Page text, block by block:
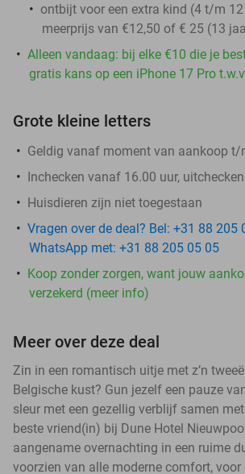
ontbijt voor een extra kind (4 t/m
meerprijs van €12,50 of € 25 (13
Alleen vandaag: bij elke €10 die je
gratis kans op een iPhone 17 Pro
Grote kleine letters
Geldig vanaf moment van aankoop t/
Inchecken vanaf 16.00 uur,
Huisdieren zijn niet toegestaan
Vragen over de deal? Bel: +31 88 205
WhatsApp met: +31 88 205 05 05
Koop zonder zorgen, want jouw
verzekerd (meer info)
Meer over deze deal
Zin in een romantisch uitje met z’n
Belgische kust? Gun jezelf een pauze
sleur met een gezellig verblijf samen
beste vriend(in) bij Dune Hotel
aangename overnachting in een ruime
voorzien van alle moderne comfort, voor